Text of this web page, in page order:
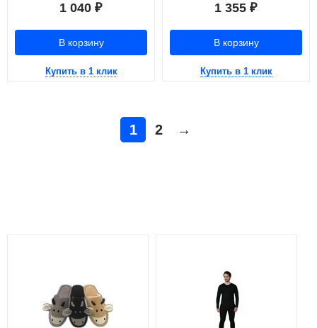
1 040 ₽
В корзину
Купить в 1 клик
1 355 ₽
В корзину
Купить в 1 клик
1 2 →